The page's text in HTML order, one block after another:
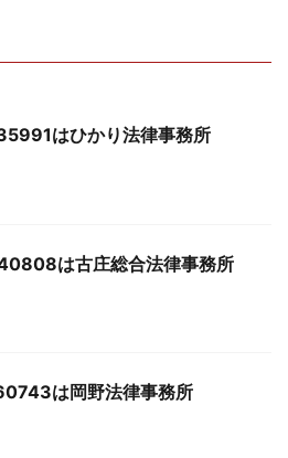
はひかり法律事務所
は古庄総合法律事務所
は岡野法律事務所